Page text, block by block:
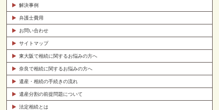
解決事例
弁護士費用
お問い合わせ
サイトマップ
東大阪で相続に関するお悩みの方へ
奈良で相続に関するお悩みの方へ
遺産・相続の手続きの流れ
遺産分割の前提問題について
法定相続とは